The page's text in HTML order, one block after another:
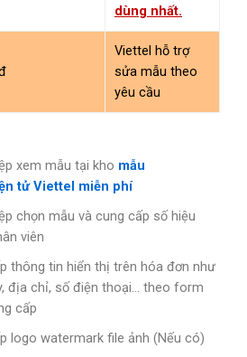
dùng nhất.
Viettel hỗ trợ
sửa mẫu theo
yêu cầu
xem mẫu tại kho mẫu
tử Viettel miễn phí
chọn mẫu và cung cấp số hiệu
viên
thông tin hiển thị trên hóa đơn như
địa chỉ, số điện thoại… theo form
cấp
logo watermark file ảnh (Nếu có)